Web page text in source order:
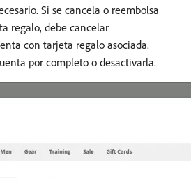
Si se cancela o reembolsa
regalo, debe cancelar
con tarjeta regalo asociada.
por completo o desactivarla.